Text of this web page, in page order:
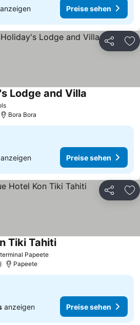
anzeigen Preise sehen
Teilen
Preise sehen
Lodge and Villa
Bora Bora
anzeigen Preise sehen
Teilen
PapeetePreise sehen
Tiki TahitiPreise sehen
Papeete
anzeigen Preise sehen